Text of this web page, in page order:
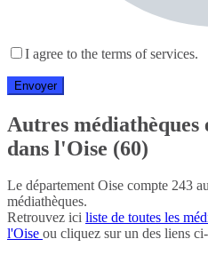
I agree to the terms of services.
Autres médiathèques
dans l'Oise (60)
Le département Oise compte 243
médiathèques.
Retrouvez ici liste de toutes les
l'Oise ou cliquez sur un des liens ci-